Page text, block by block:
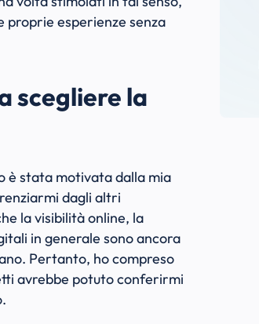
proprie esperienze senza
scegliere la
è stata motivata dalla mia
dagli altri
la visibilità online, la
in generale sono ancora
Pertanto, ho compreso
avrebbe potuto conferirmi